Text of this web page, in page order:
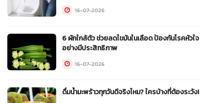
16-07-2026
6 ผักใกล้ตัว ช่วยลดไขมันในเลือด ป้องกันโรคหัวใจ
อย่างมีประสิทธิภาพ
16-07-2026
ดื่มน้ำมะพร้าวทุกวันดีจริงไหม? ใครบ้างที่ต้องระวัง!